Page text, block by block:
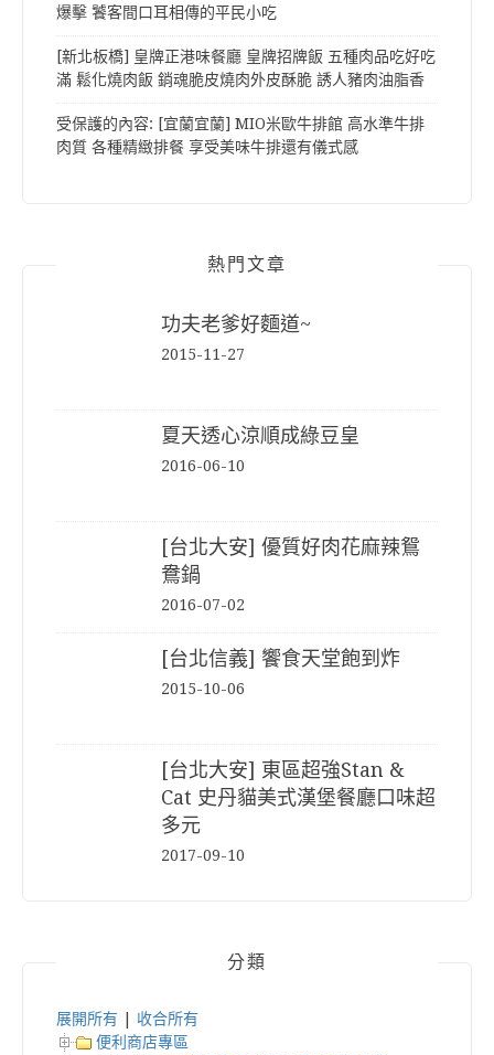
爆擊 饕客間口耳相傳的平民小吃
[新北板橋] 皇牌正港味餐廳 皇牌招牌飯 五種肉品吃好吃
滿 鬆化燒肉飯 銷魂脆皮燒肉外皮酥脆 誘人豬肉油脂香
受保護的內容: [宜蘭宜蘭] MIO米歐牛排館 高水準牛排
肉質 各種精緻排餐 享受美味牛排還有儀式感
熱門文章
功夫老爹好麵道~
2015-11-27
夏天透心涼順成綠豆皇
2016-06-10
[台北大安] 優質好肉花麻辣鴛
鴦鍋
2016-07-02
[台北信義] 饗食天堂飽到炸
2015-10-06
[台北大安] 東區超強Stan &
Cat 史丹貓美式漢堡餐廳口味超
多元
2017-09-10
分類
展開所有
收合所有
便利商店專區